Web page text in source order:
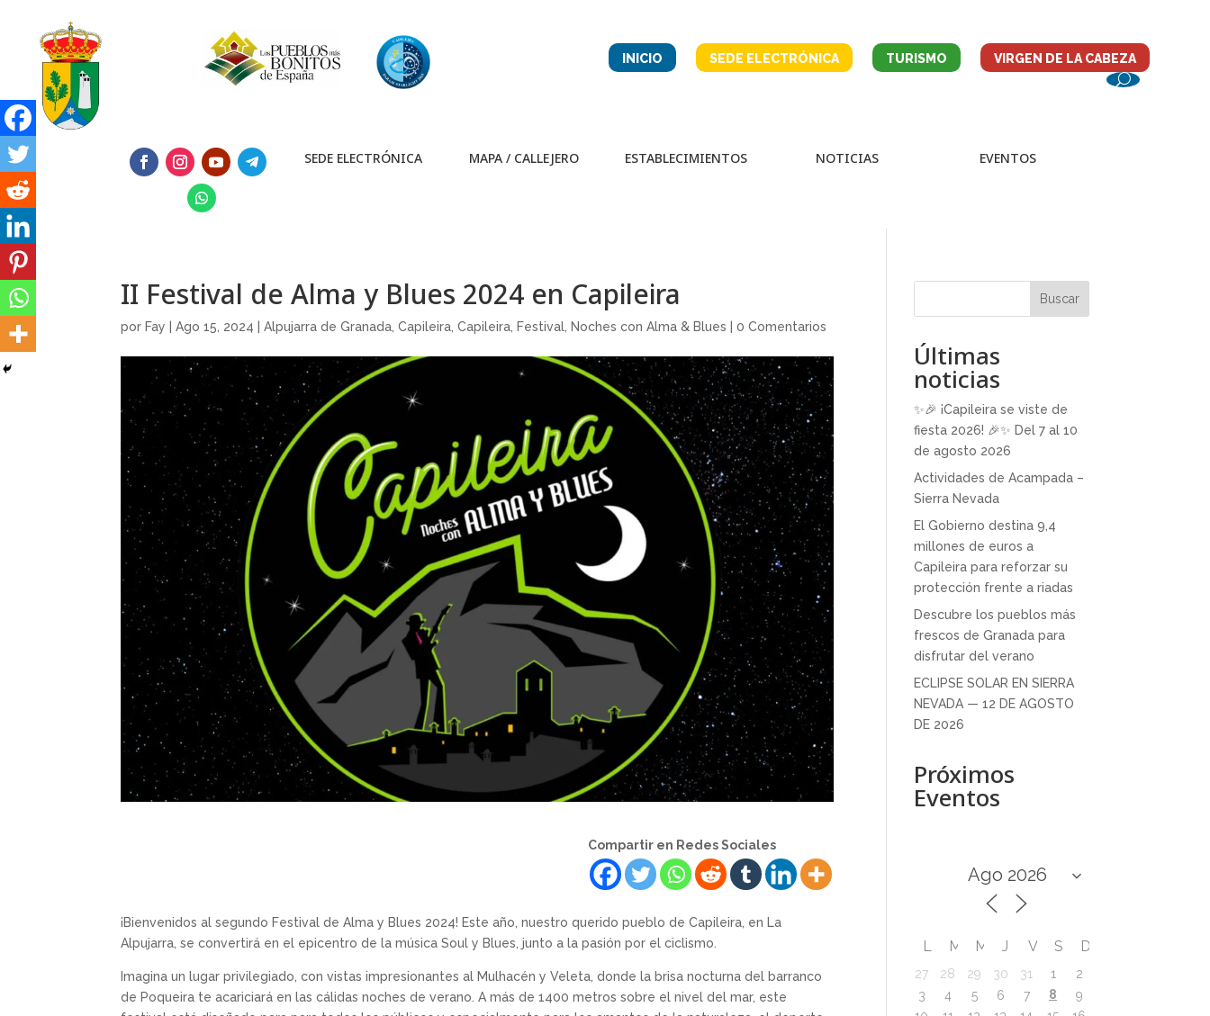
INICIO SEDE ELECTRÓNICA TURISMO VIRGEN DE LA CABEZA
SEDE ELECTRÓNICA MAPA / CALLEJERO ESTABLECIMIENTOS NOTICIAS EVENTOS
II Festival de Alma y Blues 2024 en Capileira
por Fay |Ago 15, 2024 |Alpujarra de Granada ,Capileira ,Capileira Festival Noches con Alma & Blues |0 Comentarios
Compartir en Redes Sociales
¡Bienvenidos al segundo Festival de Alma y Blues 2024! Este año, nuestro querido pueblo de Capileira, en La
Alpujarra, se convertirá en el epicentro de la música Soul y Blues, junto a la pasión por el ciclismo.
Imagina un lugar privilegiado, con vistas impresionantes al Mulhacén y Veleta, donde la brisa nocturna del barranco
de Poqueira te acariciará en las cálidas noches de verano. A más de 1400 metros sobre el nivel del mar, este
Buscar
Últimas
noticias
✨🎉 ¡Capileira se viste de
fiesta 2026! 🎉✨ Del 7 al 10
de agosto 2026
Actividades de Acampada –
Sierra Nevada
El Gobierno destina 9,4
millones de euros a
Capileira para reforzar su
protección frente a riadas
Descubre los pueblos más
frescos de Granada para
disfrutar del verano
ECLIPSE SOLAR EN SIERRA
NEVADA — 12 DE AGOSTO
DE 2026
Próximos
Eventos
L M M J V S D
27 28 29 30 31 1
2
3
4 5 6 7 8
9